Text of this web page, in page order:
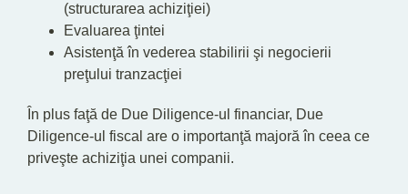
(structurarea achiziţiei)
Evaluarea ţintei
Asistenţă în vederea stabilirii şi negocierii
preţului tranzacţiei
În plus faţă de Due Diligence-ul financiar, Due
Diligence-ul fiscal are o importanţă majoră în ceea ce
priveşte achiziţia unei companii.